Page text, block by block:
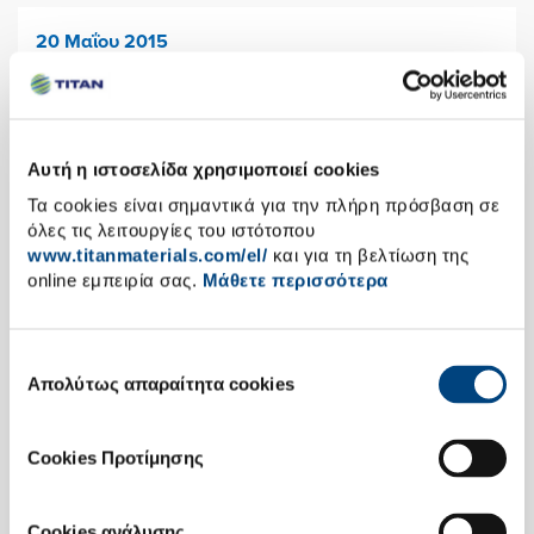
Αυτή η ιστοσελίδα χρησιμοποιεί cookies
Τα cookies είναι σημαντικά για την πλήρη πρόσβαση σε
όλες τις λειτουργίες του ιστότοπου
www.titanmaterials.com/el/ και για τη βελτίωση της
online εμπειρία σας. Μάθετε περισσότερα
συγκατάθεσης
Απολύτως απαραίτητα cookies
Cookies Προτίμησης
20 Μαΐου 2015
Πρόσκληση σε Τακτική Γενική Συνέλευση των
Μετόχων
7 Μαΐου 2015
Οικονομικά Αποτελέσματα 1ου Τριμήνου 2015
5 Φεβρουαρίου 2015
Εξαγορά του ποσοστού συμμετοχής της ΕΒRD
στην Αλβανική θυγατρική του Ομίλου ΑΝΤΕΑ